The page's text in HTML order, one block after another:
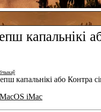
капальнікі
капальнікі або Контра
iMac